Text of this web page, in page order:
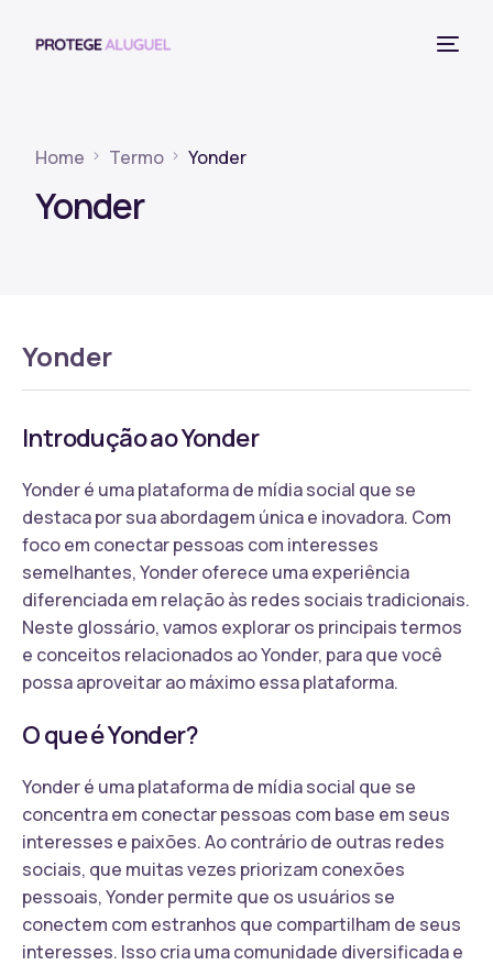
Home Termo Yonder
Yonder
Yonder
Introdução ao Yonder
Yonder é uma plataforma de mídia social que se
destaca por sua abordagem única e inovadora. Com
foco em conectar pessoas com interesses
semelhantes, Yonder oferece uma experiência
diferenciada em relação às redes sociais tradicionais.
Neste glossário, vamos explorar os principais termos
e conceitos relacionados ao Yonder, para que você
possa aproveitar ao máximo essa plataforma.
O que é Yonder?
Yonder é uma plataforma de mídia social que se
concentra em conectar pessoas com base em seus
interesses e paixões. Ao contrário de outras redes
sociais, que muitas vezes priorizam conexões
pessoais, Yonder permite que os usuários se
conectem com estranhos que compartilham de seus
interesses. Isso cria uma comunidade diversificada e